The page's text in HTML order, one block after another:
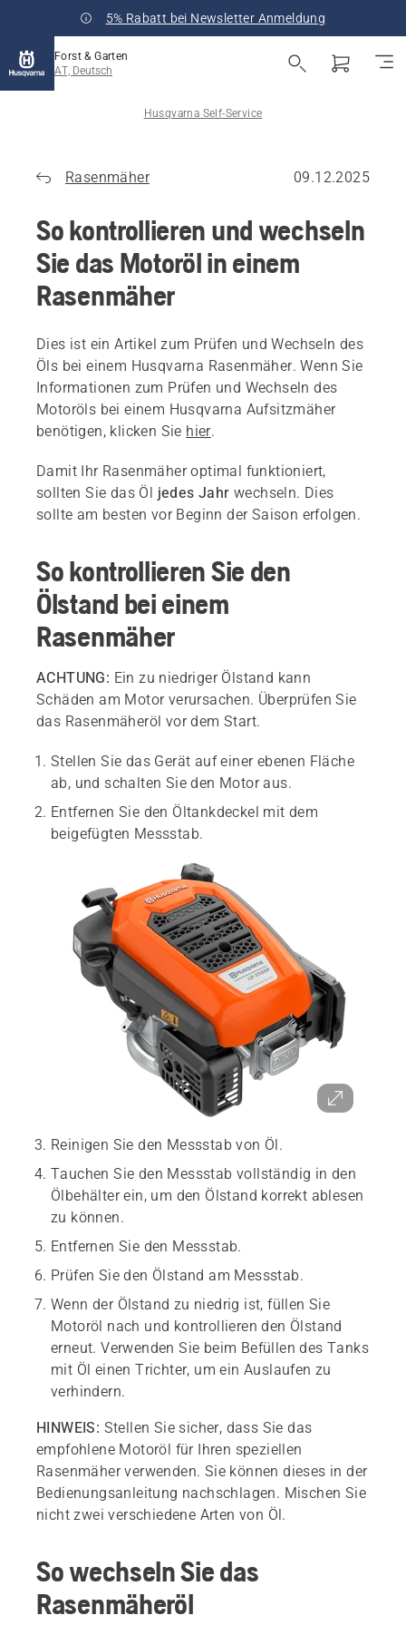
5% Rabatt bei Newsletter Anmeldung
Forst & Garten
AT, Deutsch
Husqvarna Self-Service
Rasenmäher 09.12.2025
So kontrollieren und wechseln
Sie das Motoröl in einem
Rasenmäher
Dies ist ein Artikel zum Prüfen und Wechseln des
Öls bei einem Husqvarna Rasenmäher. Wenn Sie
Informationen zum Prüfen und Wechseln des
Motoröls bei einem Husqvarna Aufsitzmäher
benötigen, klicken Sie hier.
Damit Ihr Rasenmäher optimal funktioniert,
sollten Sie das Öl jedes Jahr wechseln. Dies
sollte am besten vor Beginn der Saison erfolgen.
So kontrollieren Sie den
Ölstand bei einem
Rasenmäher
ACHTUNG: Ein zu niedriger Ölstand kann
Schäden am Motor verursachen. Überprüfen Sie
das Rasenmäheröl vor dem Start.
Stellen Sie das Gerät auf einer ebenen Fläche
ab, und schalten Sie den Motor aus.
Entfernen Sie den Öltankdeckel mit dem
beigefügten Messstab.
Reinigen Sie den Messstab von Öl.
Tauchen Sie den Messstab vollständig in den
Ölbehälter ein, um den Ölstand korrekt ablesen
zu können.
Entfernen Sie den Messstab.
Prüfen Sie den Ölstand am Messstab.
Wenn der Ölstand zu niedrig ist, füllen Sie
Motoröl nach und kontrollieren den Ölstand
erneut. Verwenden Sie beim Befüllen des Tanks
mit Öl einen Trichter, um ein Auslaufen zu
verhindern.
HINWEIS: Stellen Sie sicher, dass Sie das
empfohlene Motoröl für Ihren speziellen
Rasenmäher verwenden. Sie können dieses in der
Bedienungsanleitung nachschlagen. Mischen Sie
nicht zwei verschiedene Arten von Öl.
So wechseln Sie das
Rasenmäheröl